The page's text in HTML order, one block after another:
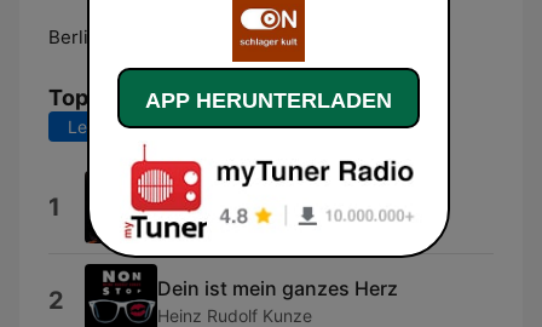
Berlin:
Top-Songs
Letzte 7 Tage Letzte 30 Tage
1 Flieger
Nino de Angelo
2 Dein ist mein ganzes Herz
Heinz Rudolf Kunze
APP HERUNTERLADEN